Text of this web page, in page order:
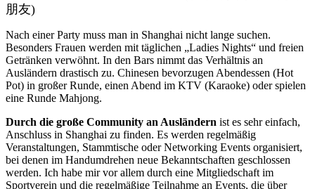
朋友)
Nach einer Party muss man in Shanghai nicht lange suchen.
Besonders Frauen werden mit täglichen „Ladies Nights“ und freien
Getränken verwöhnt. In den Bars nimmt das Verhältnis an
Ausländern drastisch zu. Chinesen bevorzugen Abendessen (Hot
Pot) in großer Runde, einen Abend im KTV (Karaoke) oder spielen
eine Runde Mahjong.
Durch die große Community an Ausländern ist es sehr einfach,
Anschluss in Shanghai zu finden. Es werden regelmäßig
Veranstaltungen, Stammtische oder Networking Events organisiert,
bei denen im Handumdrehen neue Bekanntschaften geschlossen
werden. Ich habe mir vor allem durch eine Mitgliedschaft im
Sportverein und die regelmäßige Teilnahme an Events, die über